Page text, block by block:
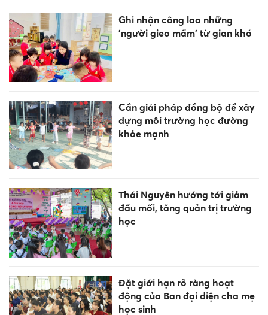
Ghi nhận công lao những
'người gieo mầm' từ gian khó
Cần giải pháp đồng bộ để xây
dựng môi trường học đường
khỏe mạnh
Thái Nguyên hướng tới giảm
đầu mối, tăng quản trị trường
học
Đặt giới hạn rõ ràng hoạt
động của Ban đại diện cha mẹ
học sinh